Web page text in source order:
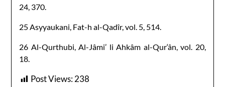
24, 370.
25 Asyyaukani, Fat-h al-Qadîr, vol. 5, 514.
26 Al-Qurthubi, Al-Jâmi’ li Ahkâm al-Qur‘ân, vol. 20,
18.
Post Views:238